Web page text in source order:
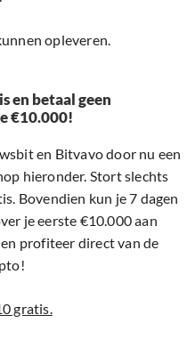
opleveren.
en betaal geen
€10.000!
en Bitvavo door nu een
hieronder. Stort slechts
Bovendien kun je 7 dagen
je eerste €10.000 aan
profiteer direct van de
gratis.